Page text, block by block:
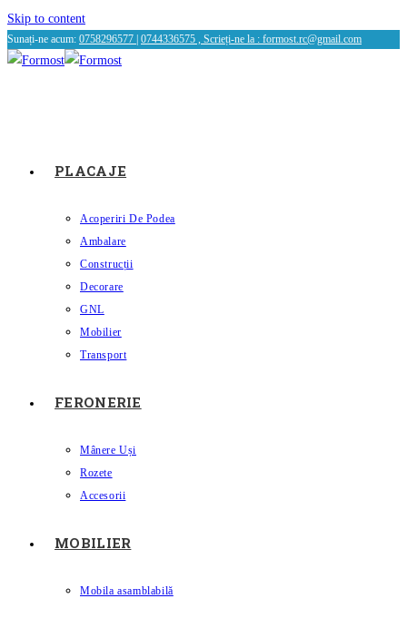
Skip to content
Sunați-ne acum: 0758296577 0744336575 , Scrieți-ne la : formost.rc@gmail.com
PLACAJE
Acoperiri De Podea
Ambalare
Construcții
Decorare
GNL
Mobilier
Transport
FERONERIE
Mânere Uși
Rozete
Accesorii
MOBILIER
Mobila asamblabilă